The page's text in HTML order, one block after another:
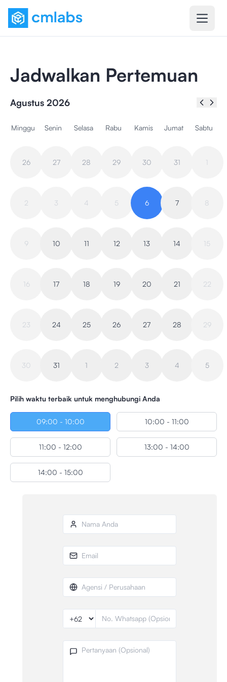
Jadwalkan Pertemuan
Agustus 2026
Minggu Senin Selasa Rabu Kamis Jumat Sabtu
26 27 28 29 30 31 1
2 3 4 5 6 7 8
9 10 11 12 13 14 15
16 17 18 19 20 21 22
23 24 25 26 27 28 29
30 31 1 2 3 4 5
Pilih waktu terbaik untuk menghubungi Anda
09:00 - 10:00 10:00 - 11:00
11:00 - 12:00 13:00 - 14:00
14:00 - 15:00
Nama Anda
Email
Agensi / Perusahaan
No. Whatsapp
Pertanyaan